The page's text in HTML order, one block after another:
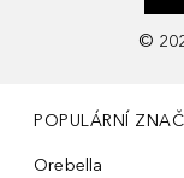
©
POPULÁRNÍ
Orebella